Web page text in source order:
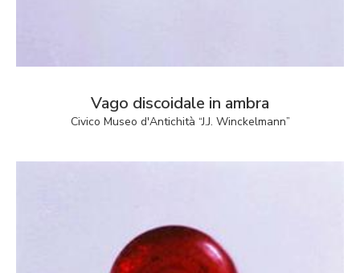
Vago discoidale in ambra
Civico Museo d'Antichità “J.J. Winckelmann”